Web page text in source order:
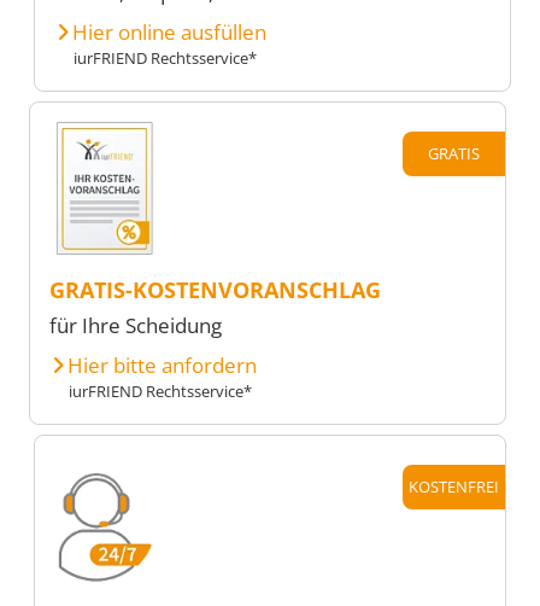
Hier online ausfüllen
iurFRIEND Rechtsservice*
GRATIS
GRATIS-KOSTENVORANSCHLAG
für Ihre Scheidung
Hier bitte anfordern
iurFRIEND Rechtsservice*
KOSTENFREI